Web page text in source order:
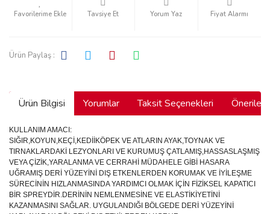
Tavsiye Et Yorum Yaz Fiyat Alarmı
Ürün Paylaş :
Ürün Bilgisi Yorumlar Taksit Seçenekleri
KULLANIM AMACI:
SIĞIR,KOYUN,KEÇİ,KEDİİKÖPEK VE ATLARIN AYAK,TOYNAK VE
TIRNAKLARDAKİ LEZYONLARI VE KURUMUŞ ÇATLAMIŞ,HASSASLAŞMIŞ
VEYA ÇİZİK,YARALANMA VE CERRAHİ MÜDAHELE GİBİ HASARA
UĞRAMIŞ DERİ YÜZEYİNİ DIŞ ETKENLERDEN KORUMAK VE İYİLEŞME
SÜRECİNİN HIZLANMASINDA YARDIMCI OLMAK İÇİN FİZİKSEL KAPATICI
BİR SPREYDİR.DERİNİN NEMLENMESİNE VE ELASTİKİYETİNİ
KAZANMASINI SAĞLAR. UYGULANDIĞI BÖLGEDE DERİ YÜZEYİNİ